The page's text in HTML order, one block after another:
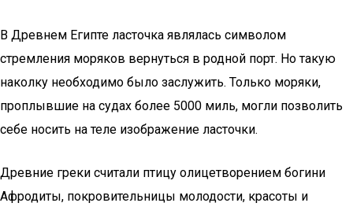
В Древнем Египте ласточка являлась символом
стремления моряков вернуться в родной порт. Но такую
наколку необходимо было заслужить. Только моряки,
проплывшие на судах более 5000 миль, могли позволить
себе носить на теле изображение ласточки.
Древние греки считали птицу олицетворением богини
Афродиты, покровительницы молодости, красоты и